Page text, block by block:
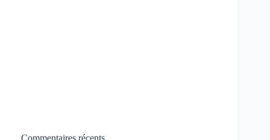
Commentaires récents